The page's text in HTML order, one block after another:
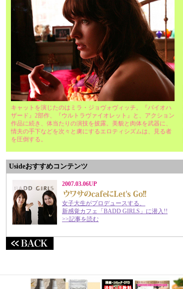
キャットを演じたのはミラ・ジョヴォヴィッチ。『バイオハ
ザード』2部作、『ウルトラヴァイオレット』と、アクション
作品に続き、体当たりの演技を披露。美貌と肉体を武器に、
情夫の手下などを次々と虜にするエロティシズムは、見る者
を圧倒する。
Usideおすすめコンテンツ
2007.03.06UP
女子大生がプロデュースする、
新感覚カフェ「BADD GIRLS」に潜入!!
>>記事を読む